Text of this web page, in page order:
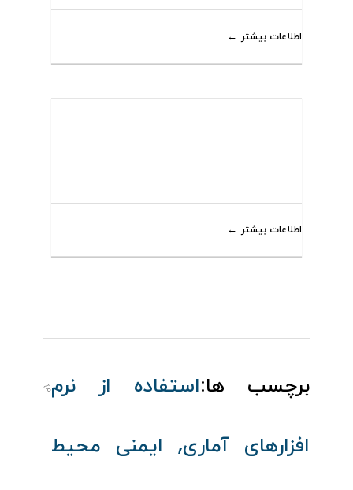
اطلاعات بیشتر
اطلاعات بیشتر
برچسب ها:استفاده از نرم‌
افزارهای آماری, ایمنی محیط